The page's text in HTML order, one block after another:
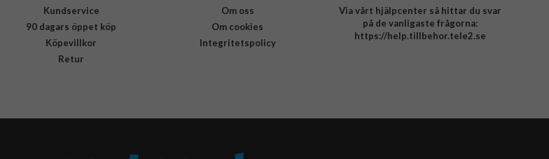
Kundservice
90 dagars öppet köp
Köpevillkor
Retur
Om oss
Om cookies
Integritetspolicy
Via vårt hjälpcenter så hittar du svar
på de vanligaste frågorna:
https://help.tillbehor.tele2.se